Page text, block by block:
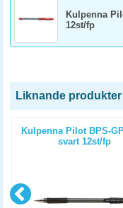
Kulpenna
12st/fp
Liknande produkter
Kulpenna Pilot BPS-
svart 12st/fp